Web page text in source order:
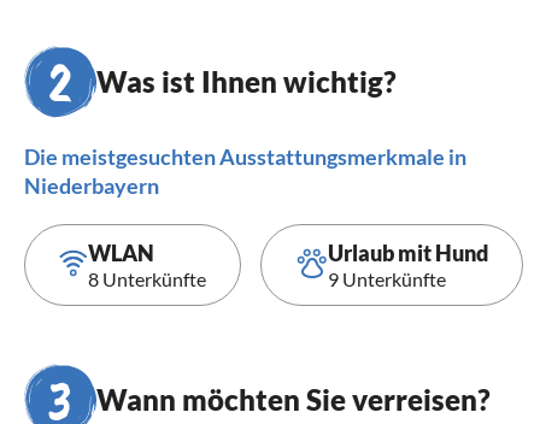
Was ist Ihnen wichtig?
Die meistgesuchten Ausstattungsmerkmale in
Niederbayern
WLAN
8 Unterkünfte
Urlaub mit Hund
9 Unterkünfte
Wann möchten Sie verreisen?